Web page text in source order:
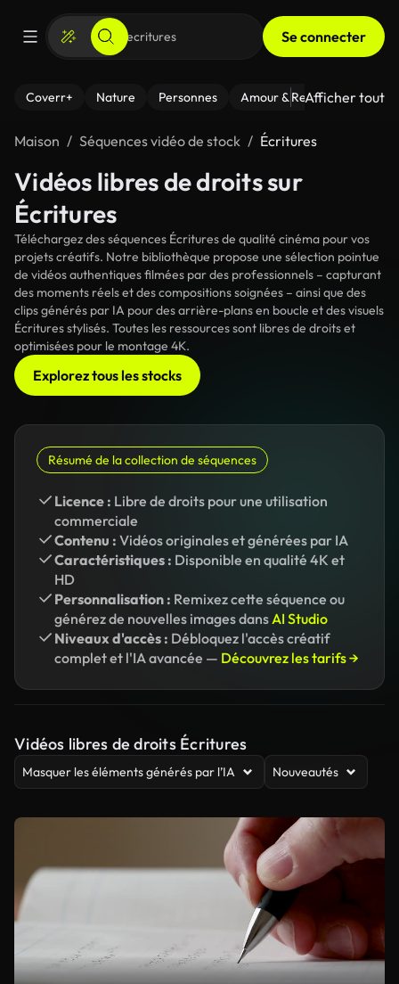
Se connecter
Coverr+ Nature Personnes Amour & Relations Le
Afficher tout
Maison Séquences vidéo de stock Écritures
Vidéos libres de droits sur
Écritures
Téléchargez des séquences Écritures de qualité cinéma pour vos
projets créatifs. Notre bibliothèque propose une sélection pointue
de vidéos authentiques filmées par des professionnels – capturant
des moments réels et des compositions soignées – ainsi que des
clips générés par IA pour des arrière-plans en boucle et des visuels
Écritures stylisés. Toutes les ressources sont libres de droits et
optimisées pour le montage 4K.
Explorez tous les stocks
Résumé de la collection de séquences
Licence : Libre de droits pour une utilisation
commerciale
Contenu : Vidéos originales et générées par IA
Caractéristiques : Disponible en qualité 4K et
HD
Personnalisation : Remixez cette séquence ou
générez de nouvelles images dansAI Studio
Niveaux d'accès : Débloquez l'accès créatif
complet et l'IA avancée — Découvrez les tarifs →
Vidéos libres de droits Écritures
Masquer les éléments générés par l’IA Nouveautés